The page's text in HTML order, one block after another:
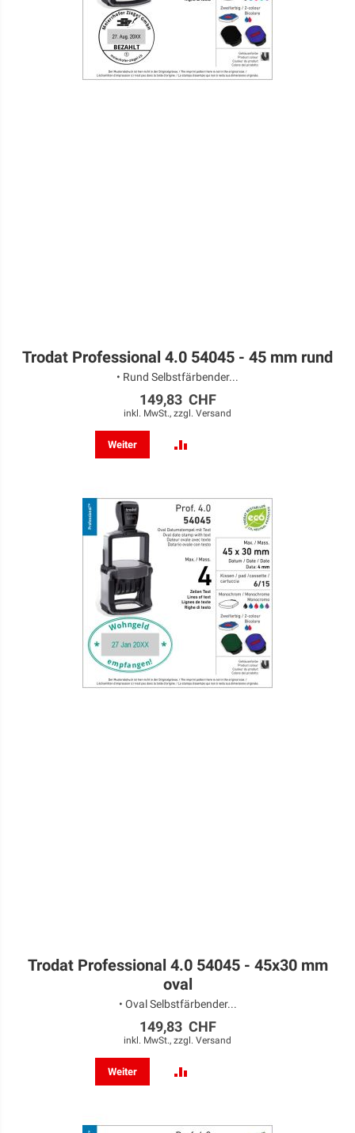
Trodat Professional 4.0 54045 - 45 mm rund
• Rund Selbstfärbender...
149,83 CHF
inkl. MwSt., zzgl. Versand
Weiter
HINZUFÜGEN
Trodat Professional 4.0 54045 - 45x30 mm
oval
• Oval Selbstfärbender...
149,83 CHF
inkl. MwSt., zzgl. Versand
Weiter
HINZUFÜGEN